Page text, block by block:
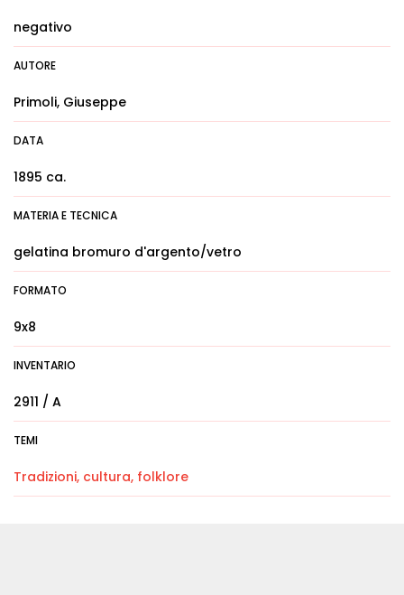
negativo
AUTORE
Primoli, Giuseppe
DATA
1895 ca.
MATERIA E TECNICA
gelatina bromuro d'argento/vetro
FORMATO
9x8
INVENTARIO
2911 / A
TEMI
Tradizioni, cultura, folklore